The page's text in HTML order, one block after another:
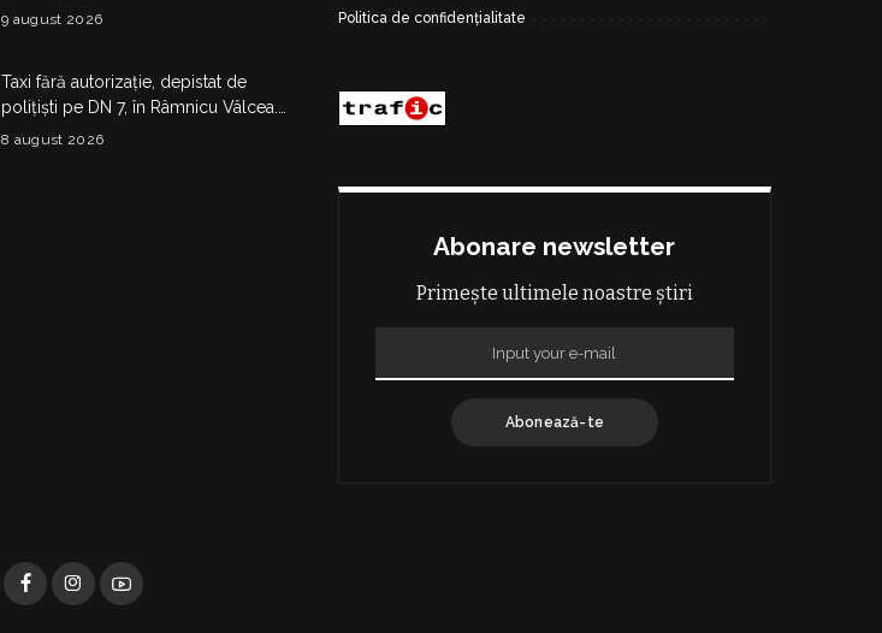
calificat în finala de la Eugene
9 august 2026
Taxi fără autorizație, depistat de
polițiști pe DN 7, în Râmnicu Vâlcea.
Șoferul a rămas fără plăcuțe timp de
8 august 2026
Politica de confidențialitate
Abonare newsletter
Primește ultimele noastre știri
Abonează-te